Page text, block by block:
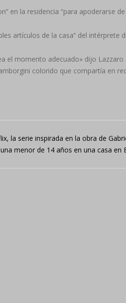
en la residencia “para apoderarse
artículos de la casa” del intérprete de
el momento adecuado» dijo
colorido que compartía en
la serie inspirada en la obra de
menor de 14 años en una casa en